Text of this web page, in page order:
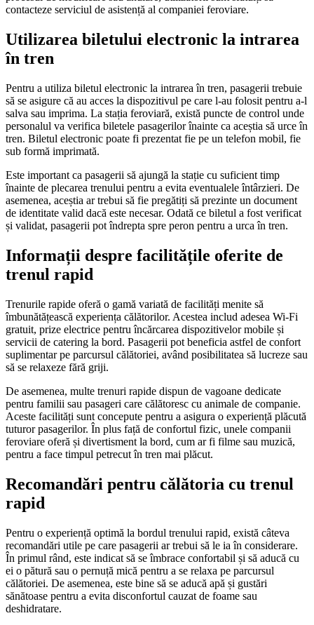
contacteze serviciul de asistență al companiei feroviare.
Utilizarea biletului electronic la intrarea
în tren
Pentru a utiliza biletul electronic la intrarea în tren, pasagerii trebuie
să se asigure că au acces la dispozitivul pe care l-au folosit pentru a-l
salva sau imprima. La stația feroviară, există puncte de control unde
personalul va verifica biletele pasagerilor înainte ca aceștia să urce în
tren. Biletul electronic poate fi prezentat fie pe un telefon mobil, fie
sub formă imprimată.
Este important ca pasagerii să ajungă la stație cu suficient timp
înainte de plecarea trenului pentru a evita eventualele întârzieri. De
asemenea, aceștia ar trebui să fie pregătiți să prezinte un document
de identitate valid dacă este necesar. Odată ce biletul a fost verificat
și validat, pasagerii pot îndrepta spre peron pentru a urca în tren.
Informații despre facilitățile oferite de
trenul rapid
Trenurile rapide oferă o gamă variată de facilități menite să
îmbunătățească experiența călătorilor. Acestea includ adesea Wi-Fi
gratuit, prize electrice pentru încărcarea dispozitivelor mobile și
servicii de catering la bord. Pasagerii pot beneficia astfel de confort
suplimentar pe parcursul călătoriei, având posibilitatea să lucreze sau
să se relaxeze fără griji.
De asemenea, multe trenuri rapide dispun de vagoane dedicate
pentru familii sau pasageri care călătoresc cu animale de companie.
Aceste facilități sunt concepute pentru a asigura o experiență plăcută
tuturor pasagerilor. În plus față de confortul fizic, unele companii
feroviare oferă și divertisment la bord, cum ar fi filme sau muzică,
pentru a face timpul petrecut în tren mai plăcut.
Recomandări pentru călătoria cu trenul
rapid
Pentru o experiență optimă la bordul trenului rapid, există câteva
recomandări utile pe care pasagerii ar trebui să le ia în considerare.
În primul rând, este indicat să se îmbrace confortabil și să aducă cu
ei o pătură sau o pernuță mică pentru a se relaxa pe parcursul
călătoriei. De asemenea, este bine să se aducă apă și gustări
sănătoase pentru a evita disconfortul cauzat de foame sau
deshidratare.